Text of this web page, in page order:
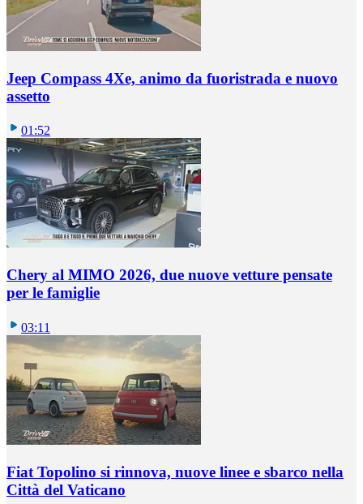
Jeep Compass 4Xe, animo da fuoristrada e nuovo
assetto
01:52
Chery al MIMO 2026, due nuove vetture pensate
per le famiglie
03:11
Fiat Topolino si rinnova, nuove linee e sbarco nella
Città del Vaticano